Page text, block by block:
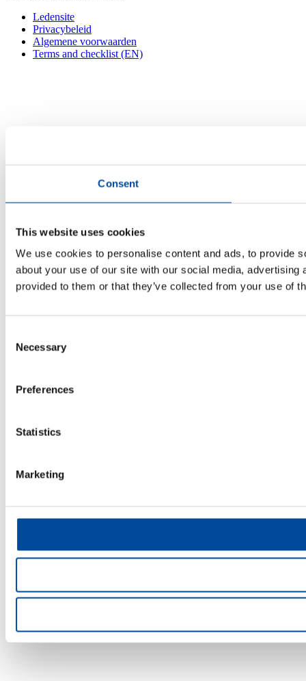
Consent
This website uses cookies
We use cookies to personalise content and ads, to provide
about your use of our site with our social media,
provided to them or that they’ve collected from your use of
Selection
Necessary
Preferences
Statistics
Marketing
Ledensite
Privacybeleid
Algemene voorwaarden
Terms and checklist (EN)